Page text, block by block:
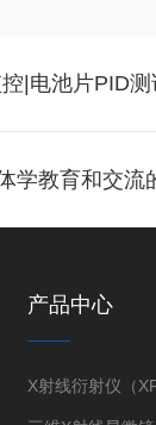
|电池片PID
学教育和交流
产品中心